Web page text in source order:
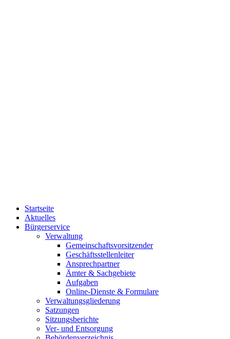
Startseite
Aktuelles
Bürgerservice
Verwaltung
Gemeinschaftsvorsitzender
Geschäftsstellenleiter
Ansprechpartner
Ämter & Sachgebiete
Aufgaben
Online-Dienste & Formulare
Verwaltungsgliederung
Satzungen
Sitzungsberichte
Ver- und Entsorgung